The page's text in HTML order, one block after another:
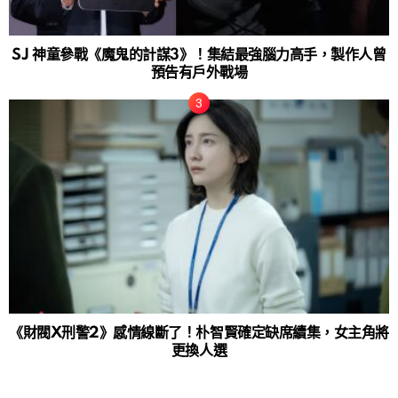
SJ 神童參戰《魔鬼的計謀3》！集結最強腦力高手，製作人曾
預告有戶外戰場
《財閥X刑警2》感情線斷了！朴智賢確定缺席續集，女主角將
更換人選